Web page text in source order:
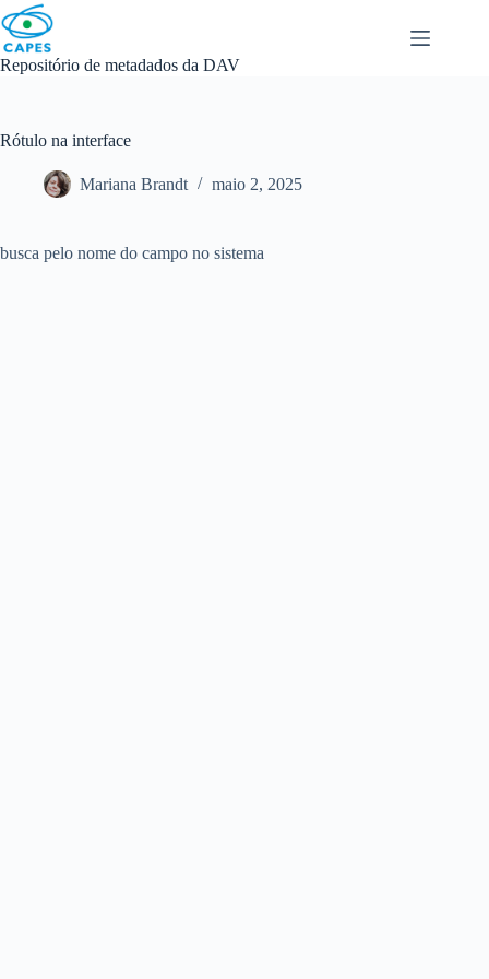
Skip
to
content
Repositório de metadados da DAV
Rótulo na interface
Mariana Brandt maio 2, 2025
busca pelo nome do campo no sistema